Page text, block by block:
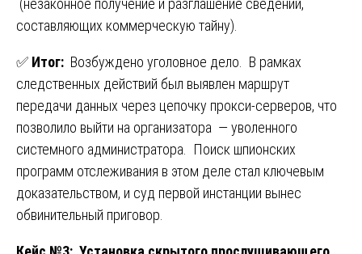
составляющих коммерческую тайну).
✅ Итог: Возбуждено уголовное дело. В рамках
следственных действий был выявлен маршрут
передачи данных через цепочку прокси-серверов, что
позволило выйти на организатора — уволенного
системного администратора. Поиск шпионских
программ отслеживания в этом деле стал ключевым
доказательством, и суд первой инстанции вынес
обвинительный приговор.